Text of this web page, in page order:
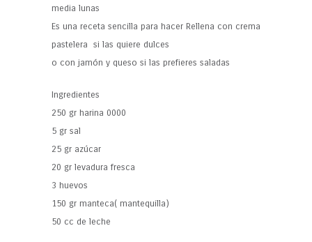
media lunas
Es una receta sencilla para hacer Rellena con crema
pastelera si las quiere dulces
o con jamón y queso si las prefieres saladas
Ingredientes
250 gr harina 0000
5 gr sal
25 gr azúcar
20 gr levadura fresca
3 huevos
150 gr manteca( mantequilla)
50 cc de leche